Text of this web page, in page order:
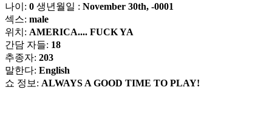
나이: 0 생년월일 : November 30th, -0001
섹스: male
위치: AMERICA.... FUCK YA
간담 자들: 18
추종자: 203
말한다: English
쇼 정보: ALWAYS A GOOD TIME TO PLAY!